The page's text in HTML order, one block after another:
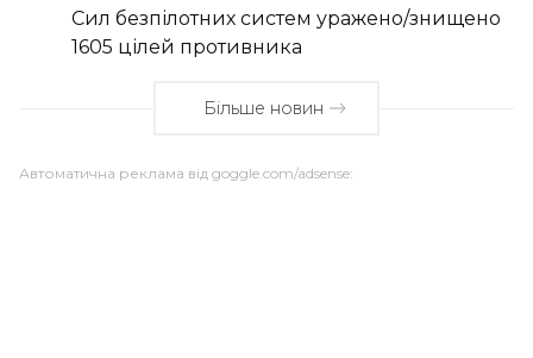
Сил безпілотних систем уражено/знищено
1605 цілей противника
Більше новин
Автоматична реклама від goggle.com/adsense: